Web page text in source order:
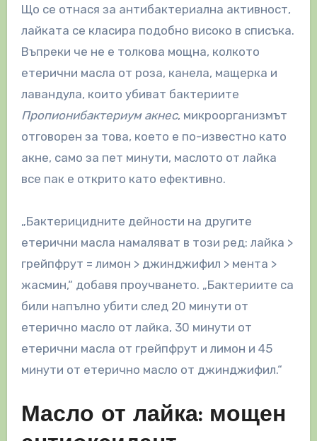
Що се отнася за антибактериална активност,
лайката се класира подобно високо в списъка.
Въпреки че не е толкова мощна, колкото
етерични масла от роза, канела, мащерка и
лавандула, които убиват бактериите
Пропионибактериум акнес, микроорганизмът
отговорен за това, което е по-известно като
акне, само за пет минути, маслото от лайка
все пак е открито като ефективно.
„Бактерицидните дейности на другите
етерични масла намаляват в този ред: лайка >
грейпфрут = лимон > джинджифил > мента >
жасмин,“ добавя проучването. „Бактериите са
били напълно убити след 20 минути от
етерично масло от лайка, 30 минути от
етерични масла от грейпфрут и лимон и 45
минути от етерично масло от джинджифил.“
Масло от лайка: мощен